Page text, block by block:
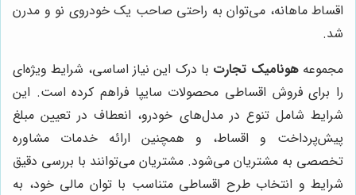
اقساط ماهانه، می‌توان به راحتی صاحب یک خودروی نو و مدرن
شد.
مجموعههونامیک تجارت با درک این نیاز اساسی، شرایط ویژه‌ای
را برای فروش اقساطی محصولات سایپا فراهم کرده است. این
شرایط شامل تنوع در مدل‌های خودرو، انعطاف در تعیین مبلغ
پیش‌پرداخت و اقساط، و همچنین ارائه خدمات مشاوره
تخصصی به مشتریان می‌شود. مشتریان می‌توانند با بررسی دقیق
شرایط و انتخاب طرح اقساطی متناسب با توان مالی خود، به